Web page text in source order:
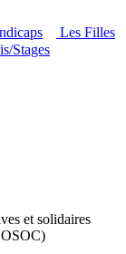
Les Filles
Stages
et solidaires